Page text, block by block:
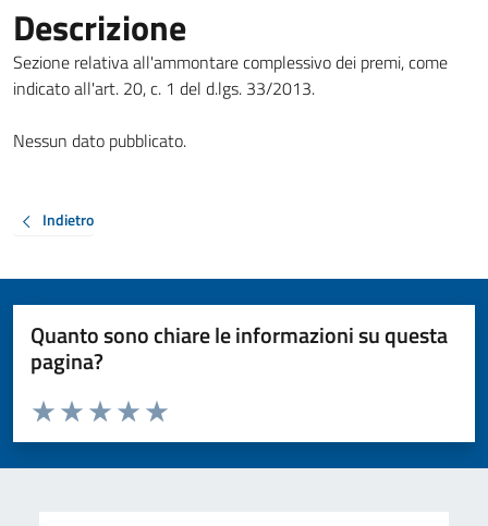
Descrizione
Sezione relativa all'ammontare complessivo dei premi, come
indicato all'art. 20, c. 1 del d.lgs. 33/2013.
Nessun dato pubblicato.
Indietro
Quanto sono chiare le informazioni su questa
pagina?
Valuta da 1 a 5 stelle la pagina
Valuta 5 stelle su 5
Valuta 4 stelle su 5
Valuta 3 stelle su 5
Valuta 2 stelle su 5
Valuta 1 stelle su 5